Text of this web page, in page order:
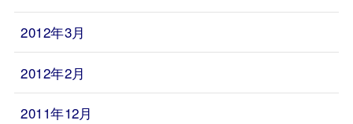
2012年3月
2012年2月
2011年12月